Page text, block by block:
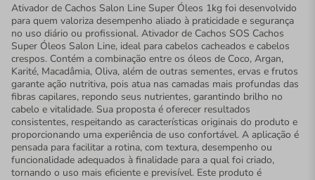
Ativador de Cachos Salon Line Super Óleos 1kg foi desenvolvido
para quem valoriza desempenho aliado à praticidade e segurança
no uso diário ou profissional. Ativador de Cachos SOS Cachos
Super Óleos Salon Line, ideal para cabelos cacheados e cabelos
crespos. Contém a combinação entre os óleos de Coco, Argan,
Karité, Macadâmia, Oliva, além de outras sementes, ervas e frutos
garante ação nutritiva, pois atua nas camadas mais profundas das
fibras capilares, repondo seus nutrientes, garantindo brilho no
cabelo e vitalidade. Sua proposta é oferecer resultados
consistentes, respeitando as características originais do produto e
proporcionando uma experiência de uso confortável. A aplicação é
pensada para facilitar a rotina, com textura, desempenho ou
funcionalidade adequados à finalidade para a qual foi criado,
tornando o uso mais eficiente e previsível. Este produto é